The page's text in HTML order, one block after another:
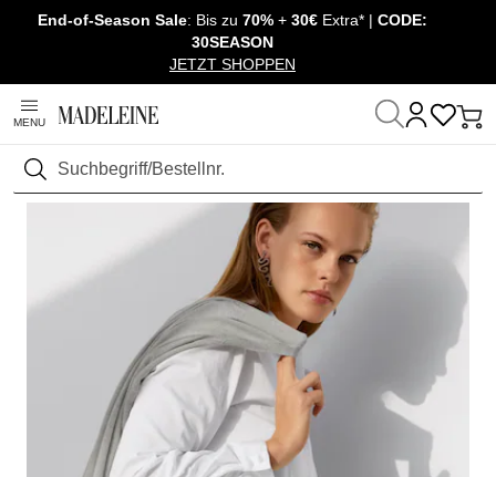
Überspringe Navigation, direkt zum Content
End-of-Season Sale: Bis zu 70% + 30€ Extra* | CODE:
30SEASON
JETZT SHOPPEN
MENU
Suchen
Startseite Mode Blusen & Hemden